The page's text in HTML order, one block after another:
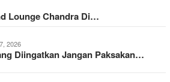
Lounge Chandra Di…
2026
Diingatkan Jangan Paksakan…